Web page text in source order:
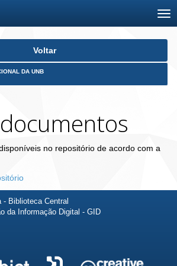
Voltar
DA UNB
no repositório de acordo com a
- Biblioteca Central
da Informação Digital - GID